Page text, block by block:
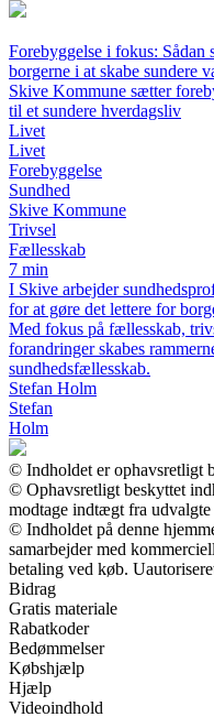
Forebyggelse i fokus: Sådan
borgerne i at skabe sundere
Skive Kommune sætter
til et sundere hverdagsliv
Livet
Livet
Forebyggelse
Sundhed
Skive Kommune
Trivsel
Fællesskab
7 min
I Skive arbejder
for at gøre det lettere for
Med fokus på fællesskab,
forandringer skabes
sundhedsfællesskab.
Stefan Holm
Stefan
Holm
© Indholdet er ophavsretligt
© Ophavsretligt beskyttet
modtage indtægt fra
© Indholdet på denne
samarbejder med
betaling ved køb.
Bidrag
Gratis materiale
Rabatkoder
Bedømmelser
Købshjælp
Hjælp
Videoindhold